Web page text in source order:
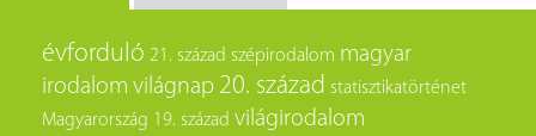
évforduló 21. század szépirodalom magyar
irodalom világnap 20. század statisztikatörténet
Magyarország 19. század világirodalom